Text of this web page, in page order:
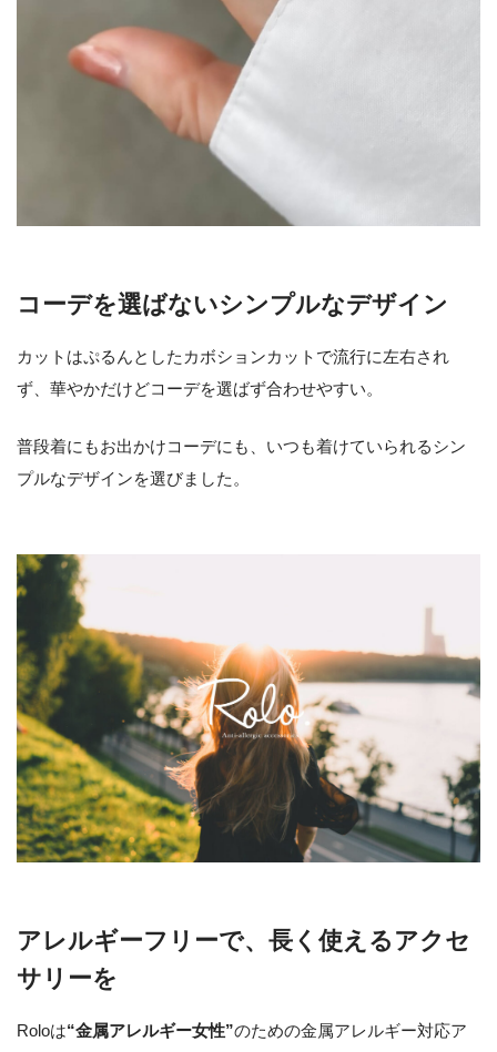
コーデを選ばないシンプルなデザイン
カットはぷるんとしたカボションカットで流行に左右され
ず、華やかだけどコーデを選ばず合わせやすい。
普段着にもお出かけコーデにも、いつも着けていられるシン
プルなデザインを選びました。
アレルギーフリーで、長く使えるアクセ
サリーを
Roloは“金属アレルギー女性”のための金属アレルギー対応ア